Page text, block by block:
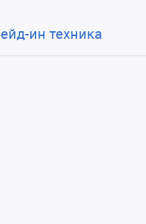
ин техника